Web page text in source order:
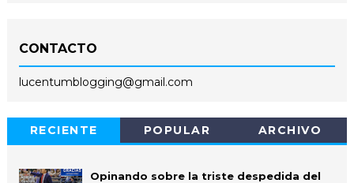
CONTACTO
lucentumblogging@gmail.com
RECIENTE POPULAR ARCHIVO
Opinando sobre la triste despedida del